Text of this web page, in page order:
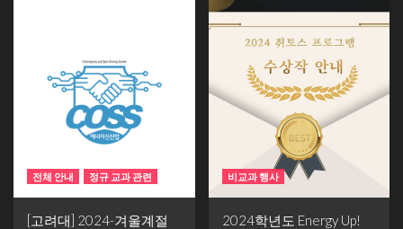
전체 안내 정규 교과 관련
[고려대] 2024-겨울계절
비교과 행사
2024학년도 Energy Up!